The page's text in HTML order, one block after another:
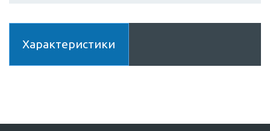
Характеристики